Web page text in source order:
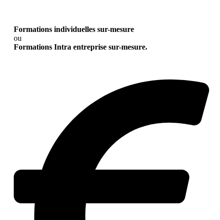
Formations individuelles sur-mesure
ou
Formations Intra entreprise sur-mesure.